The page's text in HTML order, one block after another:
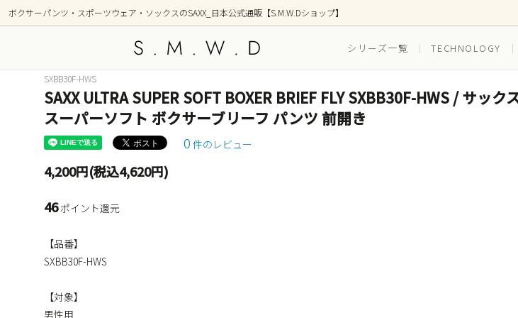
ボクサーパンツ・スポーツウェア・ソックスのSAXX_日本公式通販【S.M.W.Dショップ】
シリーズ一覧 TECHNOLOGY
アンダーウェア トップス ボト
新着商品 シリーズ別
OUTDOOR(アウトドア)
部屋着(ラウンジ / 寝間着）
ポーチ形状別
SXBB30F-HWS
SAXX ULTRA SUPER SOFT BOXER BRIEF FLY SXBB30F-HWS / サック
スーパーソフト ボクサーブリーフ パンツ 前開き
0 件のレビュー
4,200円(税込4,620円)
46ポイント還元
【品番】
SXBB30F-HWS
【対象】
男性用